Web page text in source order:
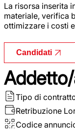
La risorsa inserita
materiale, verifica
ottimizzare i costi
Candidati
Tipo di
Retribuzione
Codice